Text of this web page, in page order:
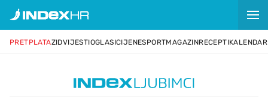
PRETPLATAZIDVIJESTIOGLASICIJENESPORTMAGAZINRECEPTIKALENDAR